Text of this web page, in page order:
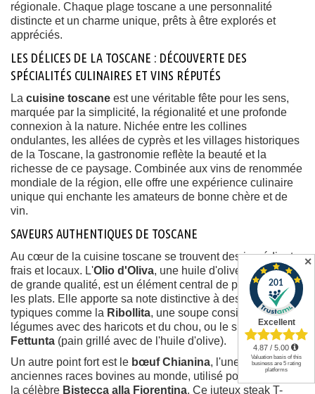
régionale. Chaque plage toscane a une personnalité
distincte et un charme unique, prêts à être explorés et
appréciés.
LES DÉLICES DE LA TOSCANE : DÉCOUVERTE DES
SPÉCIALITÉS CULINAIRES ET VINS RÉPUTÉS
La cuisine toscane est une véritable fête pour les sens,
marquée par la simplicité, la régionalité et une profonde
connexion à la nature. Nichée entre les collines
ondulantes, les allées de cyprès et les villages historiques
de la Toscane, la gastronomie reflète la beauté et la
richesse de ce paysage. Combinée aux vins de renommée
mondiale de la région, elle offre une expérience culinaire
unique qui enchante les amateurs de bonne chère et de
vin.
SAVEURS AUTHENTIQUES DE TOSCANE
Au cœur de la cuisine toscane se trouvent des ingrédients
frais et locaux. L'Olio d'Oliva, une huile d'olive extra vierge
de grande qualité, est un élément central de presque tous
les plats. Elle apporte sa note distinctive à des recettes
typiques comme la Ribollita, une soupe consistante de
légumes avec des haricots et du chou, ou le simple
Fettunta (pain grillé avec de l'huile d'olive).
Un autre point fort est le bœuf Chianina, l'une des plus
anciennes races bovines au monde, utilisé pour préparer
la célèbre Bistecca alla Fiorentina. Ce juteux steak T-
✕